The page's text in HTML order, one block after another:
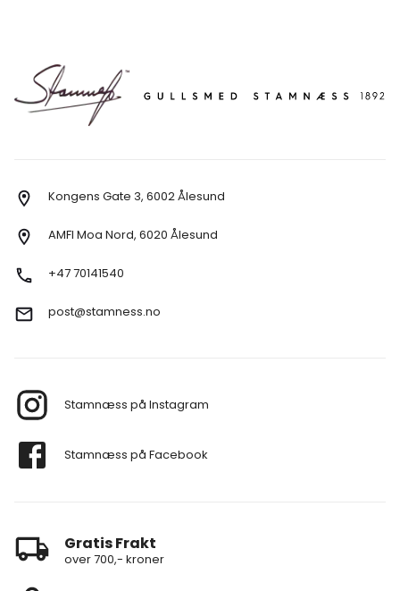
Kongens Gate 3, 6002 Ålesund
AMFI Moa Nord, 6020 Ålesund
+47 70141540
post@stamness.no
Stamnæss på Instagram
Stamnæss på Facebook
Gratis Frakt
over 700,- kroner